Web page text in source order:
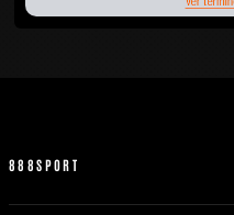
888SPORT
Quiénes somos